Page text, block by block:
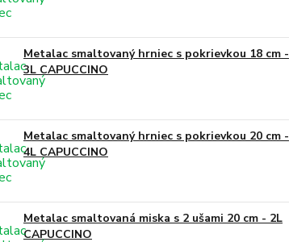
Metalac smaltovaný hrniec s pokrievkou 18 cm -
3L CAPUCCINO
Metalac smaltovaný hrniec s pokrievkou 20 cm -
4L CAPUCCINO
Metalac smaltovaná miska s 2 ušami 20 cm - 2L
CAPUCCINO